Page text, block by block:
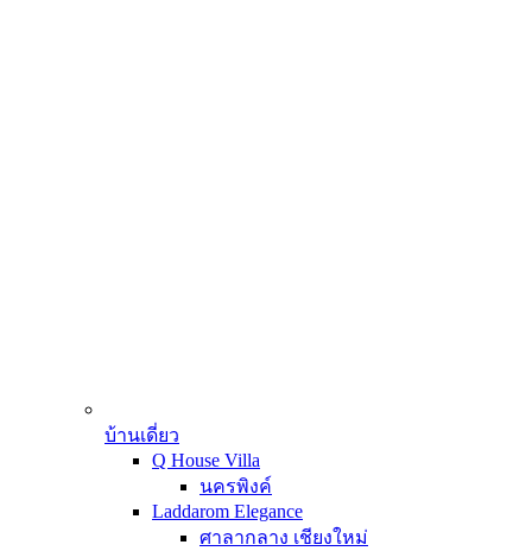
บ้านเดี่ยว
Q House Villa
นครพิงค์
Laddarom Elegance
ศาลากลาง เชียงใหม่